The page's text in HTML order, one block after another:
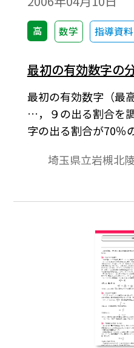
高 数学 指導資料
最初の有効数字の
最初の有効数字（最
…，９の出る割合を
字の出る割合が70％
埼玉県立岩槻北